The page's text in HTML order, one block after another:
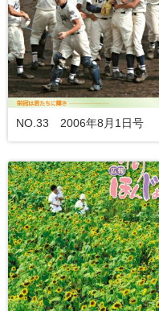
NO.33 2006年8月1日号